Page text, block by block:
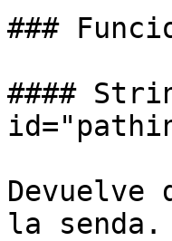
###
####
la senda.